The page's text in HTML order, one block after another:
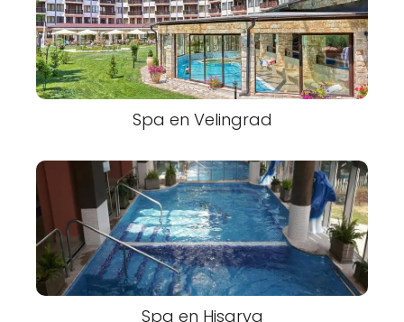
Spa en Velingrad
Spa en Hisarya